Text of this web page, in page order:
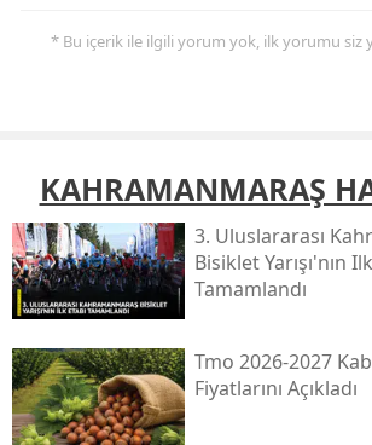
* Bu içerik ile ilgili yorum yok, ilk yorumu siz
KAHRAMANMARAŞ
3. Uluslararası
Bisiklet Yarışı'nın
Tamamlandı
Tmo 2026-2027
Fiyatlarını Açıkladı